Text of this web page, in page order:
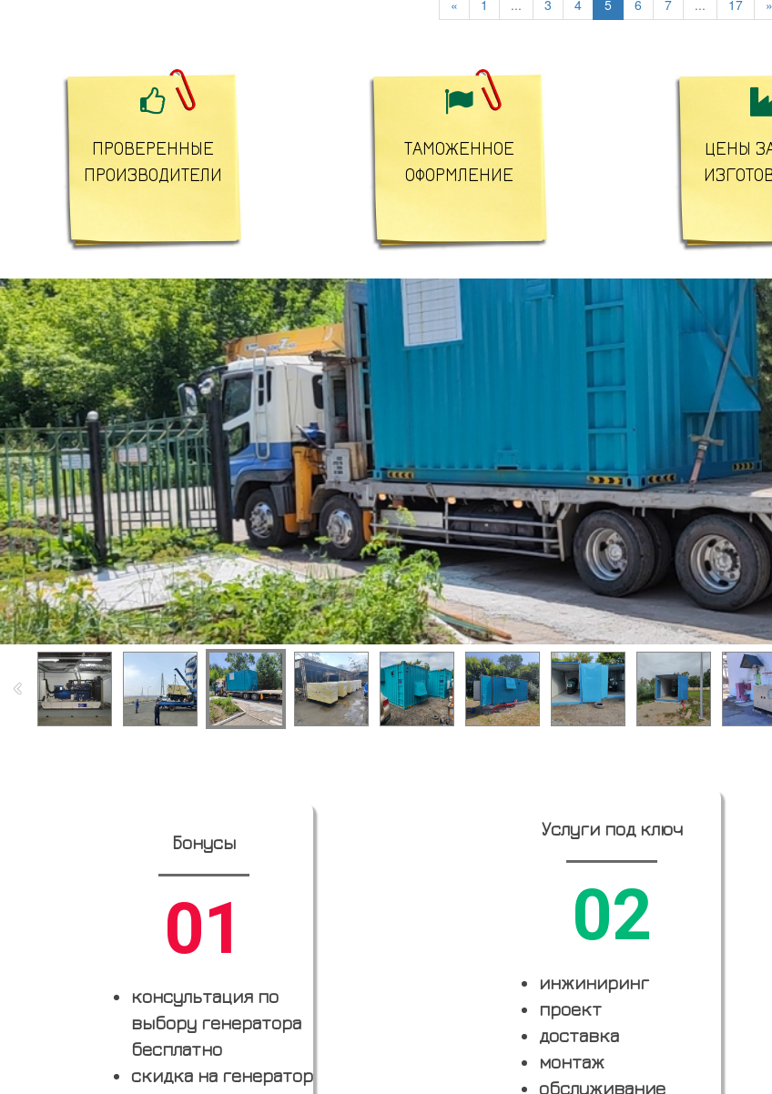
« 1 ... 3 4 5 6 7 ... 17 »

ПРОВЕРЕННЫЕ
ПРОИЗВОДИТЕЛИ

ТАМОЖЕННОЕ
ОФОРМЛЕНИЕ
ЦЕНЫ
Бонусы
01
консультация по
выбору генератора
бесплатно
скидка на генератор
Услуги под ключ
02
инжиниринг
проект
доставка
монтаж
обслуживание